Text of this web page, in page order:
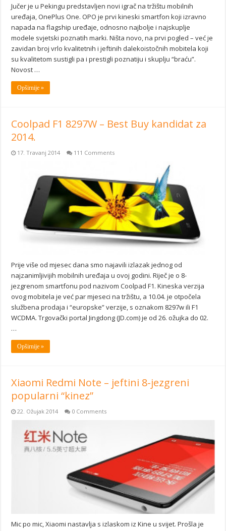
Jučer je u Pekingu predstavljen novi igrač na tržištu mobilnih
uređaja, OnePlus One. OPO je prvi kineski smartfon koji izravno
napada na flagship uređaje, odnosno najbolje i najskuplje
modele svjetski poznatih marki. Ništa novo, na prvi pogled – već je
zavidan broj vrlo kvalitetnih i jeftinih dalekoistočnih mobitela koji
su kvalitetom sustigli pa i prestigli poznatiju i skuplju “braću”.
Novost …
Opširnije »
Coolpad F1 8297W – Best Buy kandidat za
2014.
17. Travanj 2014 111 Comments
Prije više od mjesec dana smo najavili izlazak jednog od
najzanimljivijih mobilnih uređaja u ovoj godini. Riječ je o 8-
jezgrenom smartfonu pod nazivom Coolpad F1. Kineska verzija
ovog mobitela je već par mjeseci na tržištu, a 10.04. je otpočela
službena prodaja i “europske” verzije, s oznakom 8297w ili F1
WCDMA. Trgovački portal Jingdong (JD.com) je od 26. ožujka do 02.
…
Opširnije »
Xiaomi Redmi Note – jeftini 8-jezgreni
popularni “kinez”
22. Ožujak 2014 0 Comments
Mic po mic, Xiaomi nastavlja s izlaskom iz Kine u svijet. Prošla je